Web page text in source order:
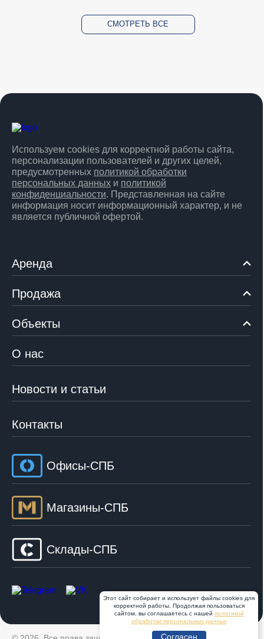
СМОТРЕТЬ ВСЕ
Используем cookies для корректной работы сайта,
персонализации пользователей и других целей,
предусмотренных политикой обработки
персональных данных и политикой
конфиденциальности. Представленная на сайте
информация носит информационный характер, и не
является публичной офертой.
Аренда
Продажа
Объекты
О нас
Новости и статьи
Контакты
Офисы-СПБ
Магазины-СПБ
Склады-СПБ
Этот сайт собирает и использует файлы cookies для
корректной работы. Продолжая пользоваться
сайтом, вы соглашаетесь с нашей политикой
обработки персональных данных
Согласен